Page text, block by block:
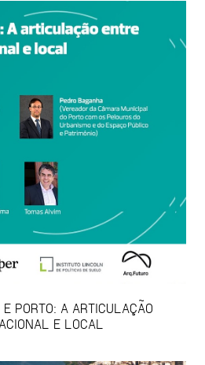
PORTO: A ARTICULAÇÃO
E LOCAL